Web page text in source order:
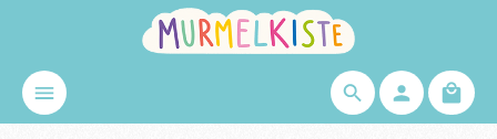
Zum Hauptinhalt springen